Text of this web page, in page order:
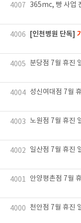
4007 365mc, 빵 사업
4006 [인천병원 단독]
4005 분당점 7월 휴진
4004 성신여대점 7월
4003 노원점 7월 휴진
4002 일산점 7월 휴진
4001 안양평촌점 7월
4000 천안점 7월 휴진